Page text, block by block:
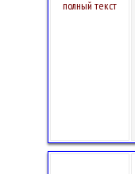
полный текст